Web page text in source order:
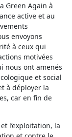
Green Again à
active et au
envoyons
à ceux qui
motivées
nous ont amenés
et social
à déployer la
car en fin de
l’exploitation, la